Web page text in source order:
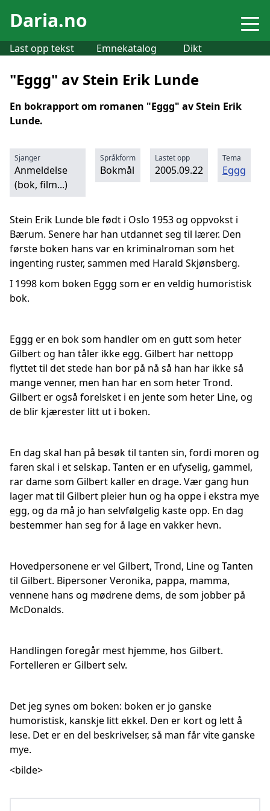
Daria.no
Last opp tekst Emnekatalog Dikt
"Eggg" av Stein Erik Lunde
En bokrapport om romanen "Eggg" av Stein Erik
Lunde.
Sjanger
Anmeldelse
(bok, film...)
Språkform
Bokmål
Lastet opp
2005.09.22
Tema
Eggg
Stein Erik Lunde ble født i Oslo 1953 og oppvokst i
Bærum. Senere har han utdannet seg til lærer. Den
første boken hans var en kriminalroman som het
ingenting ruster, sammen med Harald Skjønsberg.
I 1998 kom boken Eggg som er en veldig humoristisk
bok.
Eggg er en bok som handler om en gutt som heter
Gilbert og han tåler ikke egg. Gilbert har nettopp
flyttet til det stede han bor på nå så han har ikke så
mange venner, men han har en som heter Trond.
Gilbert er også forelsket i en jente som heter Line, og
de blir kjærester litt ut i boken.
En dag skal han på besøk til tanten sin, fordi moren og
faren skal i et selskap. Tanten er en ufyselig, gammel,
rar dame som Gilbert kaller en drage. Vær gang hun
lager mat til Gilbert pleier hun og ha oppe i ekstra mye
egg, og da må jo han selvfølgelig kaste opp. En dag
bestemmer han seg for å lage en vakker hevn.
Hovedpersonene er vel Gilbert, Trond, Line og Tanten
til Gilbert. Bipersoner Veronika, pappa, mamma,
vennene hans og mødrene dems, de som jobber på
McDonalds.
Handlingen foregår mest hjemme, hos Gilbert.
Fortelleren er Gilbert selv.
Det jeg synes om boken: boken er jo ganske
humoristisk, kanskje litt ekkel. Den er kort og lett å
lese. Det er en del beskrivelser, så man får vite ganske
mye.
<bilde>